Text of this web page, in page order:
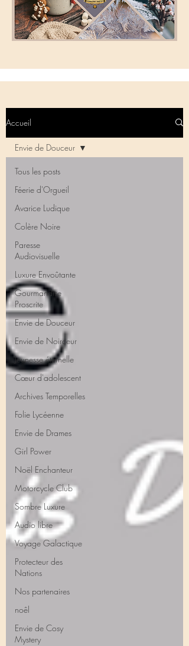
Accueil
Tous les posts
Féerie d'Orgueil
Avarice Ludique
Colère Noire
Paresse
Audiovisuelle
Luxure Envoûtante
Gourmandise
Proscrite
Envie de Douceur
Envie de Noirceur
Jeunesse éternelle
Cœur d'adolescent
Archives Temporelles
Folie Lycéenne
Envie de Drames
Girl Power
Noël Enchanteur
Motorcycle Club
Sombre Luxure
Audio libre
Voyage Galactique
Protecteur des
Nations
Nos partenaires
noêl
Envie de Cosy
Mystery
Envie de Douceur